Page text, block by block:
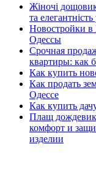
Жіночі
та
Новостройки
Одессы
Срочная
квартиры: как
Как купить
Как продать
Одессе
Как купить
Плащ
комфорт и
изделии